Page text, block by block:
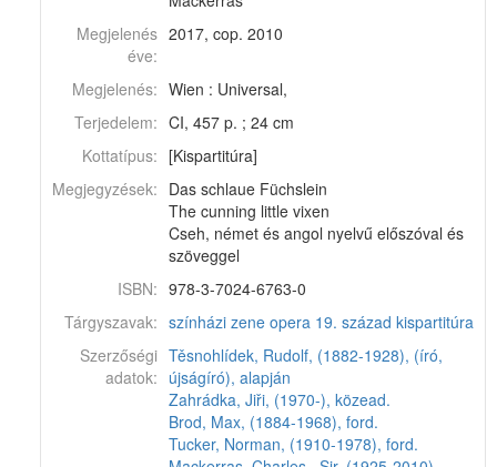
Megjelenés
éve:
2017, cop. 2010
Megjelenés: Wien : Universal,
Terjedelem: CI, 457 p. ; 24 cm
Kottatípus: [Kispartitúra]
Megjegyzések: Das schlaue Füchslein
The cunning little vixen
Cseh, német és angol nyelvű előszóval és
szöveggel
ISBN: 978-3-7024-6763-0
Tárgyszavak: színházi zene opera 19. század kispartitúra
Szerzőségi
adatok:
Těsnohlídek, Rudolf, (1882-1928), (író,
újságíró), alapján
Zahrádka, Jiři, (1970-), közead.
Brod, Max, (1884-1968), ford.
Tucker, Norman, (1910-1978), ford.